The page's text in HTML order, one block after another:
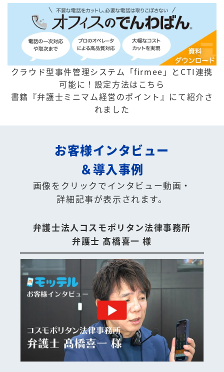
クラウド型事件管理システム「firmee」とCTI連携
可能に！ 設定方法はこちら
書籍『弁護士ミニマム経営のポイント』にて紹介さ
れました
お客様インタビュー
＆導入事例
画像をクリックでインタビュー動画・
詳細記事が表示されます。
弁護士法人コスモポリタン法律事務所
弁護士 髙橋喜一 様